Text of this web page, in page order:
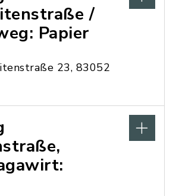
/
Papier
23, 83052